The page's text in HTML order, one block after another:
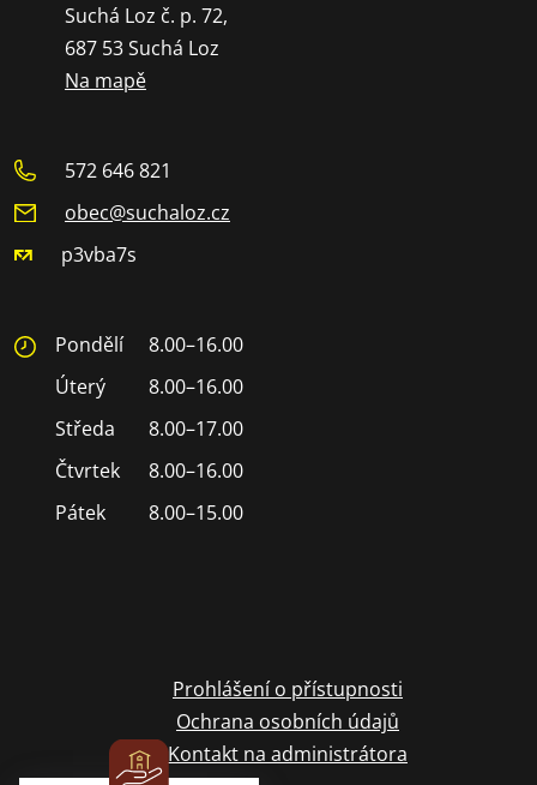
Suchá Loz č. p. 72,
687 53 Suchá Loz
Na mapě
572 646 821
obec@suchaloz.cz
p3vba7s
Pondělí
8.00–16.00
Úterý
8.00–16.00
Středa
8.00–17.00
Čtvrtek
8.00–16.00
Pátek
8.00–15.00
Prohlášení o přístupnosti
Ochrana osobních údajů
Kontakt na administrátora